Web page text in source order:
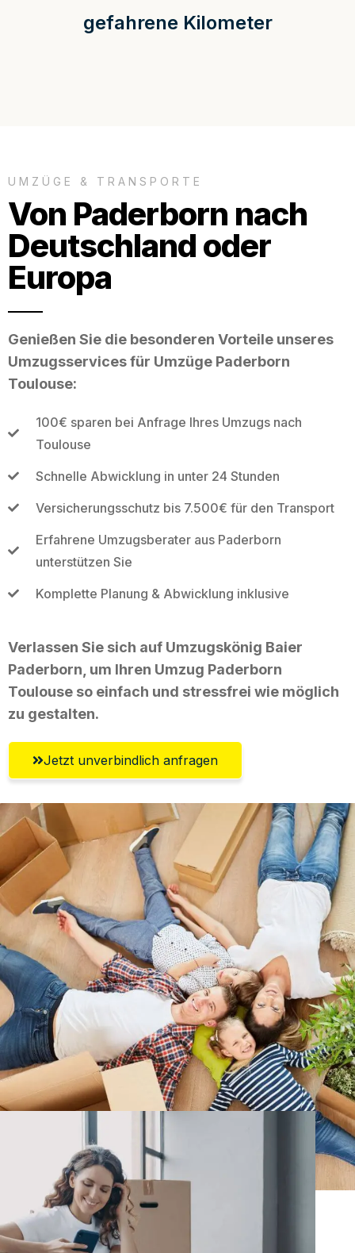
gefahrene Kilometer
UMZÜGE & TRANSPORTE
Von Paderborn nach
Deutschland oder
Europa
Genießen Sie die besonderen Vorteile unseres
Umzugsservices für Umzüge Paderborn
Toulouse:
100€ sparen bei Anfrage Ihres Umzugs nach
Toulouse
Schnelle Abwicklung in unter 24 Stunden
Versicherungsschutz bis 7.500€ für den Transport
Erfahrene Umzugsberater aus Paderborn
unterstützen Sie
Komplette Planung & Abwicklung inklusive
Verlassen Sie sich auf Umzugskönig Baier
Paderborn, um Ihren Umzug Paderborn
Toulouse so einfach und stressfrei wie möglich
zu gestalten.
Jetzt unverbindlich anfragen